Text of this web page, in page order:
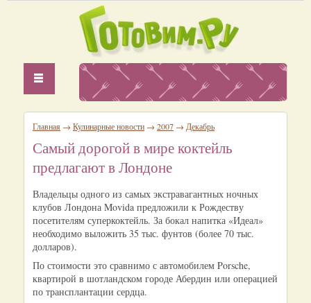
Главная → Кулинарные новости → 2007 → Декабрь
Самый дорогой в мире коктейль
предлагают в Лондоне
Владельцы одного из самых экстравагантных ночных
клубов Лондона Movida предложили к Рождеству
посетителям суперкоктейль. За бокал напитка «Идеал»
необходимо выложить 35 тыс. фунтов (более 70 тыс.
долларов).
По стоимости это сравнимо с автомобилем Porsche,
квартирой в шотландском городе Абердин или операцией
по трансплантации сердца.